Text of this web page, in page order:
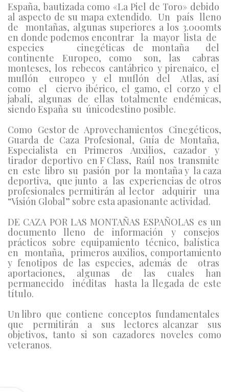
España, bautizada como «La Piel de Toro» debido
al aspecto de su mapa extendido. Un país lleno
de montañas, algunas superiores a los 3.000mts
en donde podemos encontrar la mayor lista de
especies cinegéticas de montaña del
continente Europeo, como son, las cabras
monteses, los rebecos cantábrico y pirenaico, el
muflón europeo y el muflón del Atlas, así
como el ciervo ibérico, el gamo, el corzo y el
jabalí, algunas de ellas totalmente endémicas,
siendo España su únicodestino posible.
Como Gestor de Aprovechamientos Cinegéticos,
Guarda de Caza Profesional, Guía de Montaña,
Especialista en Primeros Auxilios, cazador y
tirador deportivo en F Class, Raúl nos transmite
en este libro su pasión por la montaña y la caza
deportiva, que junto a las experiencias de otros
profesionales permitirán al lector adquirir una
“Visión Global” sobre esta apasionante actividad.
DE CAZA POR LAS MONTAÑAS ESPAÑOLAS es un
documento lleno de información y consejos
prácticos sobre equipamiento técnico, balística
en montaña, primeros auxilios, comportamiento
y fenotipos de las especies, además de otras
aportaciones, algunas de las cuales han
permanecido inéditas hasta la llegada de este
título.
Un libro que contiene conceptos fundamentales
que permitirán a sus lectores alcanzar sus
objetivos, tanto si son cazadores noveles como
veteranos.